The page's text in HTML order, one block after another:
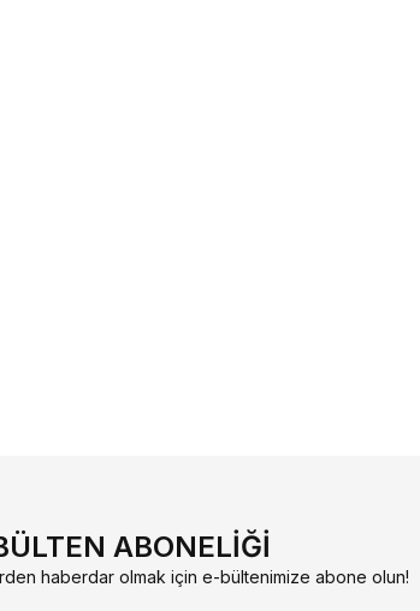
ABONELIĞI
haberdar olmak için e-bültenimize abone olun!